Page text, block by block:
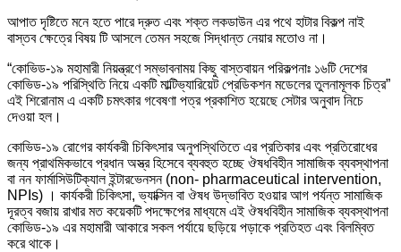
আপাত দৃষ্টিতে মনে হতে পারে দ্রুত এবং শক্ত লকডাউন এর পথে হাটার বিকল্প নাই
বাস্তব ক্ষেত্রে বিষয় টি আসলে তেমন সহজে সিদ্ধান্ত নেয়ার মতোও না।
“কোভিড-১৯ মহামারী নিয়ন্ত্রণে সম্ভাবনাময় কিছু বাস্তবায়ন পরিকল্পনাঃ ১৬টি দেশের
কোভিড-১৯ পরিস্থিতি নিয়ে একটি মাল্টিভ্যারিয়েট প্রেডিকশন মডেলের তুলনামূলক চিত্র”
এই শিরোনাম এ একটি চমৎকার গবেষণা পত্র প্রকাশিত হয়েছে সেটার অনুবাদ নিচে
দেওয়া হল।
কোভিড-১৯ রোগের কার্যকরী চিকিৎসার অনুপস্থিতিতে এর প্রতিকার এবং প্রতিরোধের
জন্য প্রাথমিকভাবে প্রধান অস্ত্র হিসেবে ব্যবহুত হচ্ছে ঔষধবিহীন সামাজিক ব্যবস্থাপনা
বা নন ফার্মাসিউটিক্যাল ইন্টারভেনসন (non- pharmaceutical intervention,
NPIs) । কার্যকরী চিকিৎসা, ভ্যাক্সিন বা ঔষধ উদ্ভাবিত হওয়ার আগ পর্যন্ত সামাজিক
দূরত্ব বজায় রাখার মত কয়েকটি পদক্ষেপের মাধ্যমে এই ঔষধবিহীন সামাজিক ব্যবস্থাপনা
কোভিড-১৯ এর মহামারী আকারে সকল পর্যায়ে ছড়িয়ে পড়াকে প্রতিহত এবং বিলম্বিত
করে থাকে।